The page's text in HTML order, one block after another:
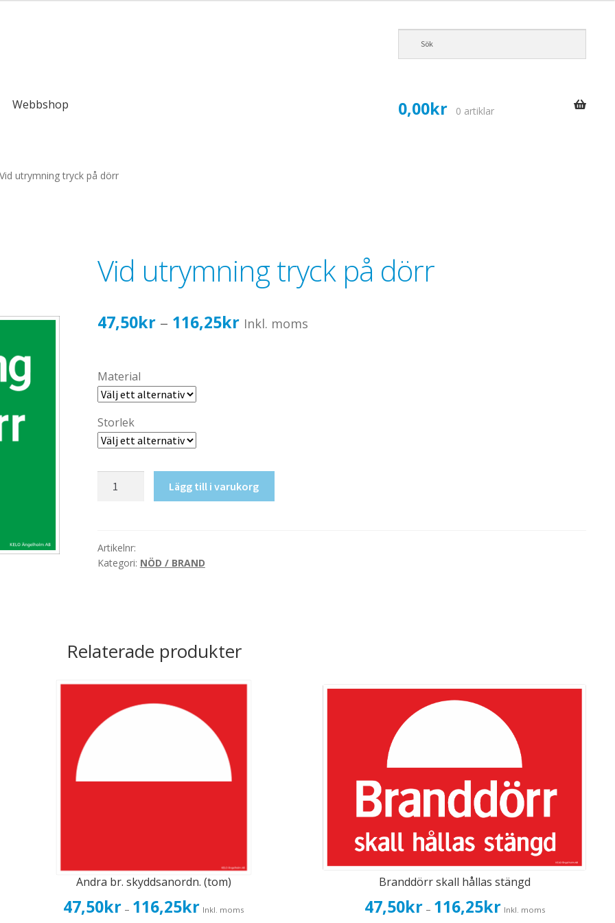
Webbshop 0,00kr 0 artiklar
utrymning tryck på dörr
Vid utrymning tryck på dörr
47,50kr – 116,25krPrisintervall:
Inkl. moms
Material
Storlek
dörr
mängd
Lägg till i varukorg
Artikelnr:
Kategori: NÖD / BRAND
Relaterade produkter
Andra br. skyddsanordn. (tom)
47,50kr – 116,25krPrisintervall:
47,50kr38,00kr
Inkl. moms
Branddörr skall hållas stängd
47,50kr – 116,25krPrisintervall:
47,50kr38,00kr
Inkl. moms